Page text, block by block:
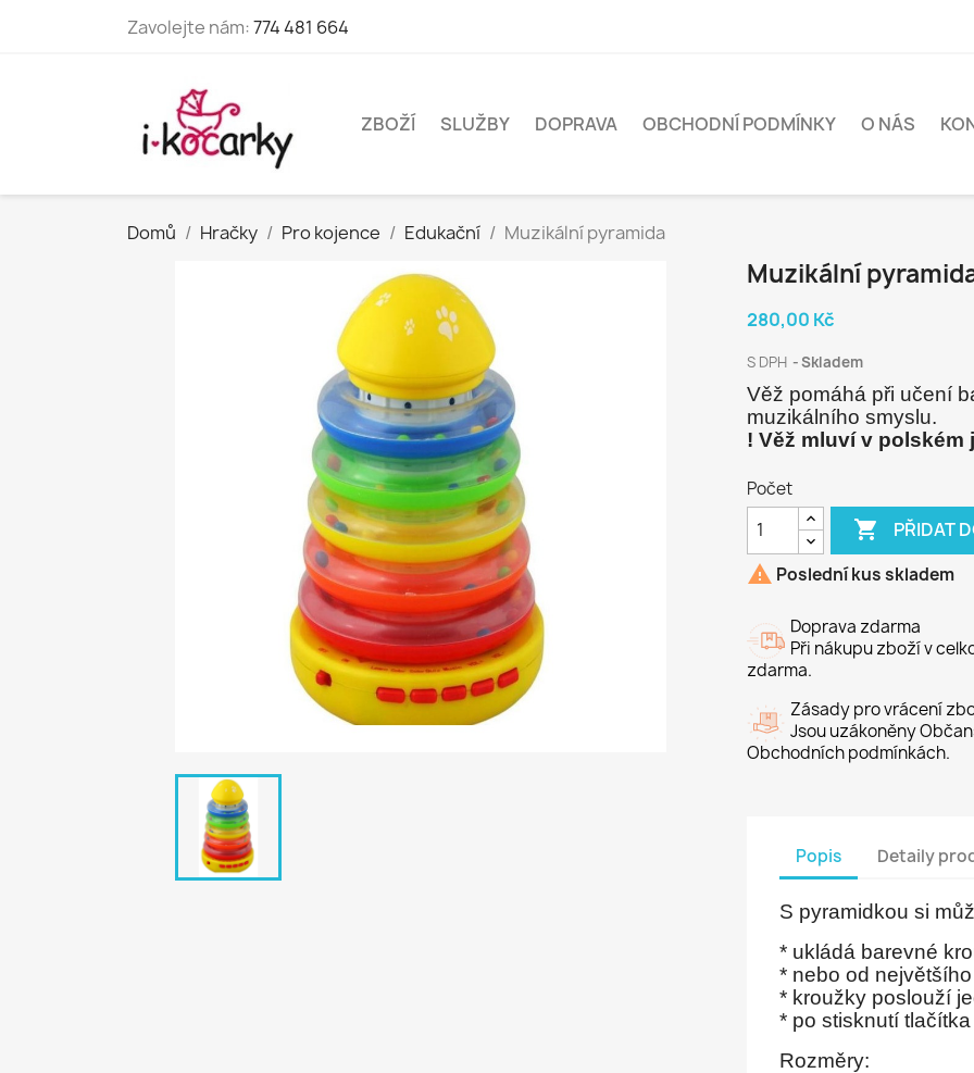
Zavolejte nám:774 481 664
ZBOŽÍ SLUŽBY DOPRAVA OBCHODNÍ PODMÍNKY O NÁS
Domů Hračky Pro kojence Edukační Muzikální pyramida
Muzikální
280,00 Kč
S DPH Skladem
Věž pomáhá při učení
muzikálního smyslu.
! Věž mluví v polském
Počet
 PŘIDAT
 Poslední kus skladem
Doprava zdarma
Při nákupu zboží v
zdarma.
Zásady pro vrácení
Jsou uzákoněny
Obchodních podmínkách.
Popis Detaily
S pyramidkou si
* ukládá barevné
* nebo od
* kroužky poslouží
* po stisknutí
Rozměry: